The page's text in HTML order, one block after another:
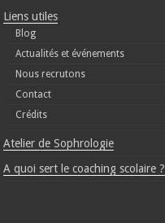
Liens utiles
Blog
Actualités et événements
Nous recrutons
Contact
Crédits
Atelier de Sophrologie
A quoi sert le coaching scolaire ?